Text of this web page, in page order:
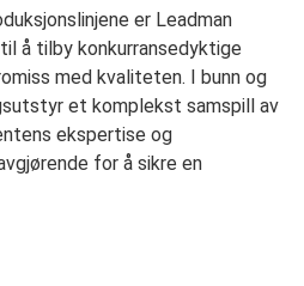
er Leadman
å tilby konkurransedyktige
med kvaliteten. I bunn og
et komplekst samspill av
ekspertise og
for å sikre en